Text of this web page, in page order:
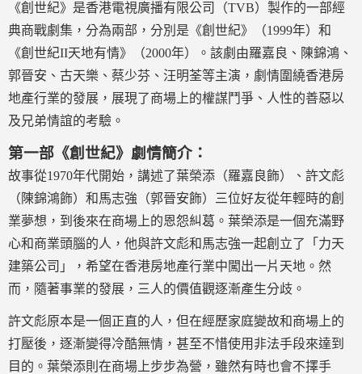
《創世紀》是香港電視廣播有限公司（TVB）製作的一部經
典商戰劇集，分為兩部，分別是《創世紀》（1999年）和
《創世紀II天地有情》（2000年）。該劇由羅嘉良、陳錦鴻、
郭晉安、古天樂、蔡少芬、汪明荃等主演，劇情圍繞香港房
地產行業的發展，展現了商場上的權謀鬥爭、人性的善惡以
及兄弟情誼的考驗。
第一部《創世紀》劇情簡介：
故事從1970年代開始，講述了葉榮添（羅嘉良飾）、許文彪
（陳錦鴻飾）和馬志強（郭晉安飾）三位好友從年輕時的創
業夢想，到後來在商場上的恩怨糾葛。葉榮添是一個充滿野
心和商業頭腦的人，他與許文彪和馬志強一起創立了「力天
建築公司」，希望在香港房地產行業中闖出一片天地。然
而，隨著事業的發展，三人的價值觀逐漸產生分歧。
許文彪原本是一個正直的人，但在經歷家庭變故和商場上的
打壓後，逐漸變得冷酷無情，甚至不惜使用非法手段來達到
目的。葉榮添則在商場上步步為營，雖然有時也會不擇手